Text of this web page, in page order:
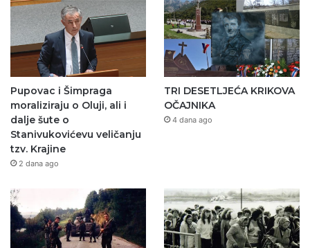
Pupovac i Šimpraga
moraliziraju o Oluji, ali i
dalje šute o
Stanivukovićevu veličanju
tzv. Krajine
2 dana ago
TRI DESETLJEĆA KRIKOVA
OČAJNIKA
4 dana ago